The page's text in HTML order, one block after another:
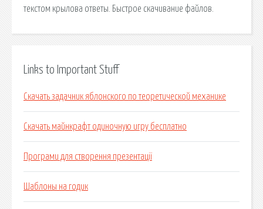
текстом крылова ответы. Быстрое скачивание файлов.
Links to Important Stuff
Скачать задачник яблонского по теоретической механике
Скачать майнкрафт одиночную игру бесплатно
Програми для створення презентації
Шаблоны на годик